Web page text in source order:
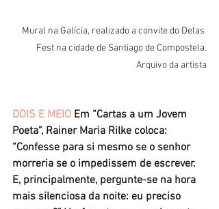
Mural na Galícia, realizado a convite do Delas
Fest na cidade de Santiago de Compostela.
Arquivo da artista
DOIS E MEIO Em “Cartas a um Jovem
Poeta”, Rainer Maria Rilke coloca:
“Confesse para si mesmo se o senhor
morreria se o impedissem de escrever.
E, principalmente, pergunte-se na hora
mais silenciosa da noite: eu preciso